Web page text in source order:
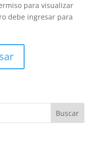
para visualizar
debe ingresar para